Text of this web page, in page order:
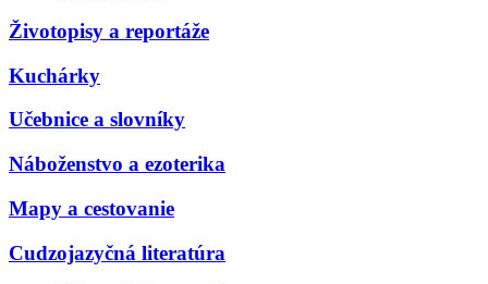
Životopisy a reportáže
Kuchárky
Učebnice a slovníky
Náboženstvo a ezoterika
Mapy a cestovanie
Cudzojazyčná literatúra